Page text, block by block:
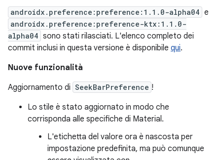
androidx.preference:preference:1.1.0-alpha04 e
androidx.preference:preference-ktx:1.1.0-
alpha04 sono stati rilasciati. L'elenco completo dei
commit inclusi in questa versione è disponibile qui.
Nuove funzionalità
Aggiornamento di SeekBarPreference !
Lo stile è stato aggiornato in modo che
corrisponda alle specifiche di Material.
L'etichetta del valore ora è nascosta per
impostazione predefinita, ma può comunque